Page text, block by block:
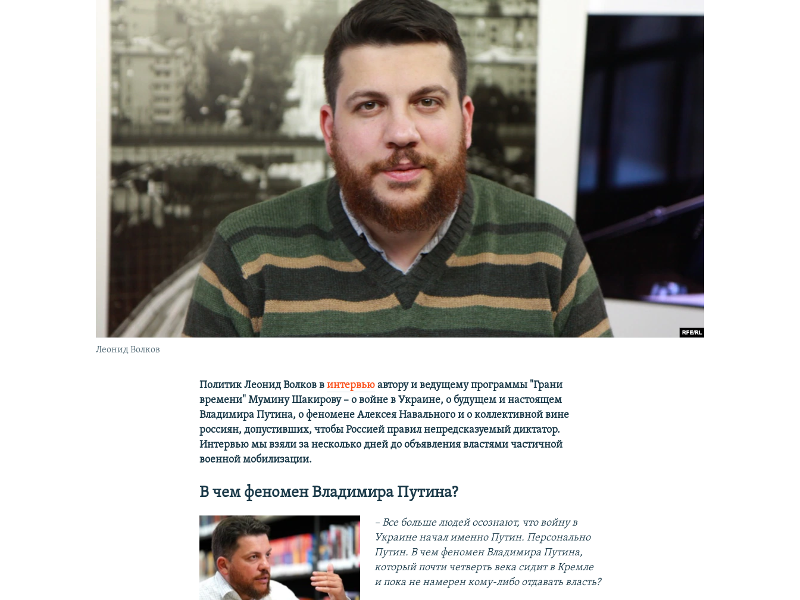
ПОДПИШИТЕСЬ НА РАССЫЛКУ
Леонид Волков
Политик Леонид Волков винтервью автору и ведущему программы "Грани
времени" Мумину Шакирову – о войне в Украине, о будущем и настоящем
Владимира Путина, о феномене Алексея Навального и о коллективной вине
россиян, допустивших, чтобы Россией правил непредсказуемый диктатор.
Интервью мы взяли за несколько дней до объявления властями частичной
военной мобилизации.
В чем феномен Владимира Путина?
– Все больше людей осознают, что войну в
Украине начал именно Путин. Персонально
Путин. В чем феномен Владимира Путина,
который почти четверть века сидит в Кремле
и пока не намерен кому-либо отдавать власть?